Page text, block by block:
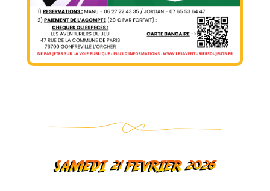
SAMEDI 21 FEVRIER 2026